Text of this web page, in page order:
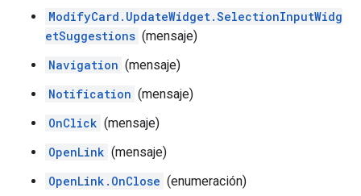
ModifyCard.UpdateWidget.SelectionInputWidg
etSuggestions (mensaje)
Navigation (mensaje)
Notification (mensaje)
OnClick (mensaje)
OpenLink (mensaje)
OpenLink.OnClose (enumeración)